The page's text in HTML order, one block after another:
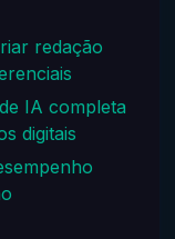
redação
IA completa
digitais